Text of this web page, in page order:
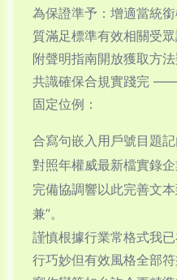
為保證準予：增適當統
質滿足標準有效相關受
附聲明指南開放獲取方
共識確保合規實踐完
固定位例：
合寫句嵌入用戶號目題
對照年權威最新檔實錄
完備協調響以此完善文
兼”。
謹慎根據行業常格式我
行巧妙但有效風格全部